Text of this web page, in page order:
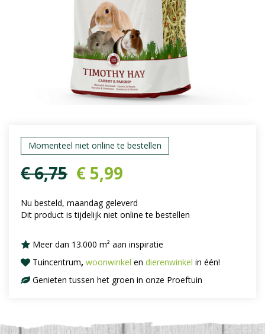
Momenteel niet online te bestellen
€6,75 € 5,99
Nu besteld, maandag geleverd
Dit product is tijdelijk niet online te bestellen
Meer dan 13.000 m² aan inspiratie
Tuincentrum, woonwinkel en dierenwinkel in één!
Genieten tussen het groen in onze Proeftuin